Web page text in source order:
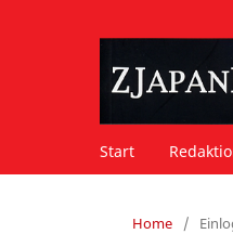
Start
Home /